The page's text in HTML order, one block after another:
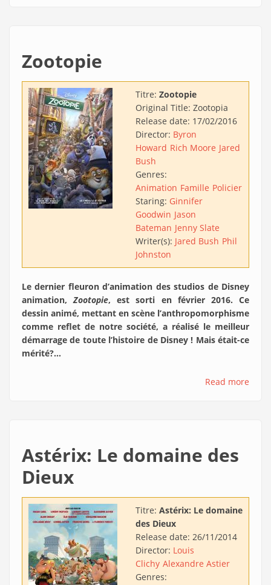
Zootopie
Titre: Zootopie
Original Title: Zootopia
Release date: 17/02/2016
Director: Byron
Howard Rich Moore Jared
Bush
Genres:
Animation Famille Policier
Staring: Ginnifer
Goodwin Jason
Bateman Jenny Slate
Writer(s): Jared Bush Phil
Johnston
Le dernier fleuron d’animation des studios de Disney
animation,Zootopie, est sorti en février 2016. Ce
dessin animé, mettant en scène l’anthropomorphisme
comme reflet de notre société, a réalisé le meilleur
démarrage de toute l’histoire de Disney ! Mais était-ce
mérité?…
Read more
Astérix: Le domaine des
Dieux
Titre: Astérix: Le domaine
des Dieux
Release date: 26/11/2014
Director: Louis
Clichy Alexandre Astier
Genres: